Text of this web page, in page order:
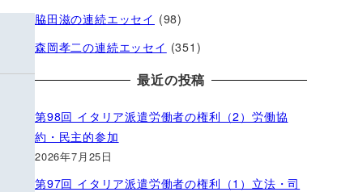
脇田滋の連続エッセイ (98)
森岡孝二の連続エッセイ (351)
最近の投稿
第98回 イタリア派遣労働者の権利（2）労働協
約・民主的参加
2026年7月25日
第97回 イタリア派遣労働者の権利（1）立法・司